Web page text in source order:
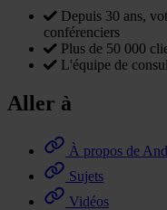
Depuis 30 ans,
conférenciers
Plus de 50 000
L'équipe de
Aller à
À propos de
Sujets
Vidéos